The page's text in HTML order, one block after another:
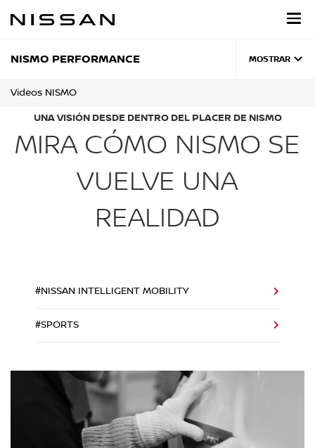
NISMO PERFORMANCE MOSTRAR
Videos NISMO
UNA VISIÓN DESDE DENTRO DEL PLACER DE NISMO
MIRA CÓMO NISMO SE
VUELVE UNA
REALIDAD
#NISSAN INTELLIGENT MOBILITY
#SPORTS